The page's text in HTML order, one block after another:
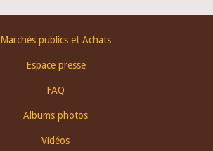
Marchés publics et Achats
Espace presse
FAQ
Albums photos
Vidéos